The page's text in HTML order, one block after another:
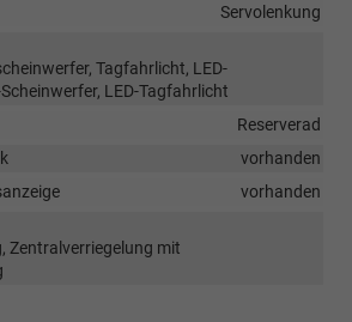
Servolenkung
Tagfahrlicht, LED-
LED-Tagfahrlicht
Reserverad
vorhanden
vorhanden
Zentralverriegelung mit